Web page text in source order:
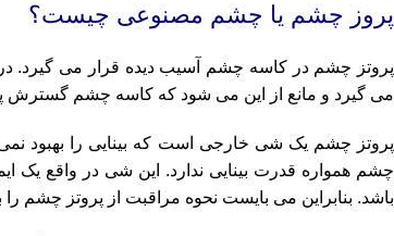
پروز چشم یا چشم مصنوعی چیست؟
پروتز چشم در کاسه چشم آسیب دیده قرار می گیرد.
می گیرد و مانع از این می شود که کاسه چشم گسترش
پروتز چشم یک شی خارجی است که بینایی را بهبود نمی
چشم همواره قدرت بینایی ندارد. این شی در واقع
باشد. بنابراین می بایست نحوه مراقبت از پروتز چشم را